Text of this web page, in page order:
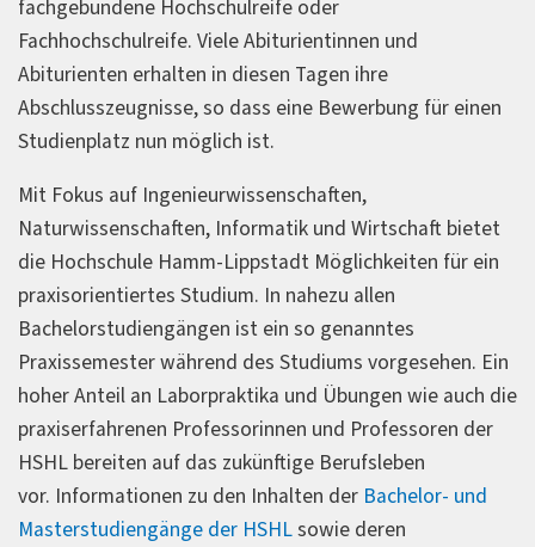
fachgebundene Hochschulreife oder
Fachhochschulreife. Viele Abiturientinnen und
Abiturienten erhalten in diesen Tagen ihre
Abschlusszeugnisse, so dass eine Bewerbung für einen
Studienplatz nun möglich ist.
Mit Fokus auf Ingenieurwissenschaften,
Naturwissenschaften, Informatik und Wirtschaft bietet
die Hochschule Hamm-Lippstadt Möglichkeiten für ein
praxisorientiertes Studium. In nahezu allen
Bachelorstudiengängen ist ein so genanntes
Praxissemester während des Studiums vorgesehen. Ein
hoher Anteil an Laborpraktika und Übungen wie auch die
praxiserfahrenen Professorinnen und Professoren der
HSHL bereiten auf das zukünftige Berufsleben
vor. Informationen zu den Inhalten der Bachelor- und
Masterstudiengänge der HSHLsowie deren